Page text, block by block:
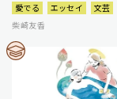
愛でる エッセイ
文芸
柴崎友香